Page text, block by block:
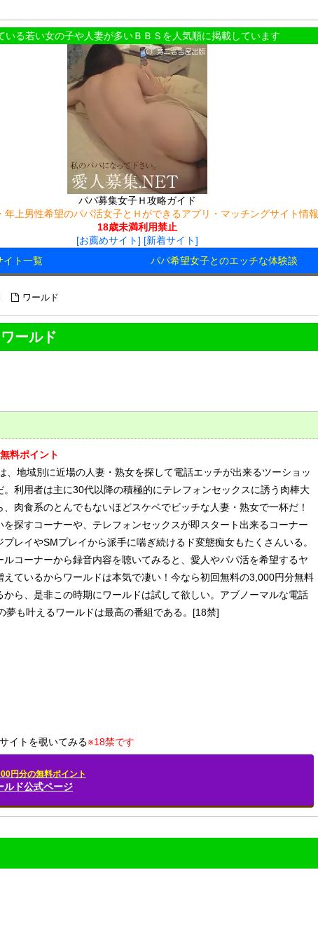
いＢＢＳを人気順に掲載しています
パパ募集女子Ｈ攻略ガイド
年上男性希望のパパ活女子とＨができるアプリ・マッチングサイト情報
18歳未満利用禁止
[お薦めサイト] [新着サイト]
イト一覧 パパ希望女子とのエッチな体験談
ワールド
ワールド
料ポイント
、地域別に近場の人妻・熟女を探して電話エッチが出来るツーショッ
。利用者は主に30代以降の積極的にテレフォンセックスに誘う肉棒大
肉食系のとんでもないほどスケベでビッチな人妻・熟女で一杯だ！
を探すコーナーや、テレフォンセックスが即スタート出来るコーナー
プレイやSMプレイから派手に喘ぎ続けるド変態痴女もたくさんいる。
ルコーナーから録音内容を聴いてみると、愛人やパパ活を希望するヤ
えているからワールドは本気で凄い！今なら初回無料の3,000円分無料
から、是非この時期にワールドは試して欲しい。アブノーマルな電話
も叶えるワールドは最高の番組である。[18禁]
イトを覗いてみる※18禁です
円分の無料ポイント
ルド公式ページ